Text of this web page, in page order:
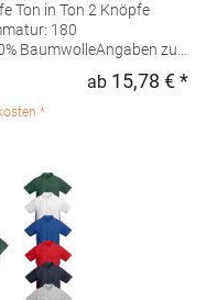
BaumwolleAngaben zur
Deutschland
ab 15,78 € *
*